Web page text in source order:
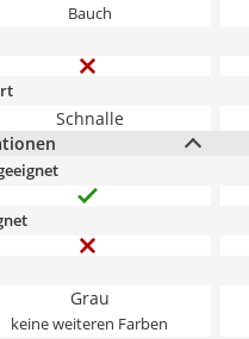
Bauch
Schnalle
Grau
keine weiteren Farben